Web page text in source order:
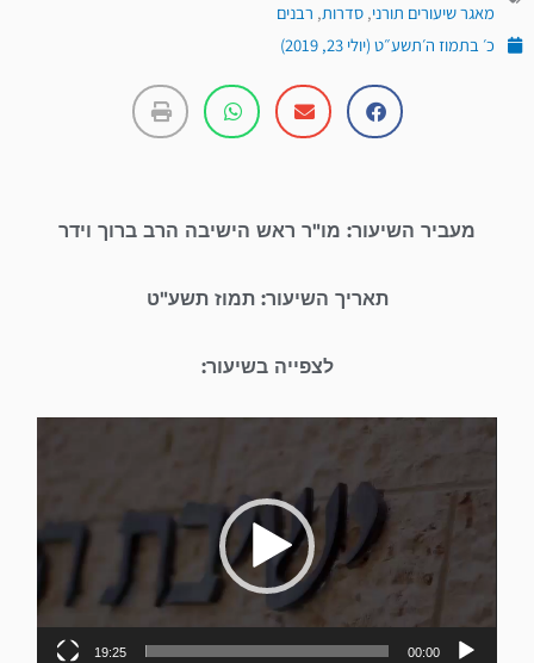
מאגר שיעורים תורני, סדרות, רבנים
כ׳ בתמוז ה׳תשע״ט (יולי 23, 2019)
מעביר השיעור: מו"ר ראש הישיבה הרב ברוך וידר
תאריך השיעור: תמוז תשע"ט
לצפייה בשיעור:
00:00
19:25